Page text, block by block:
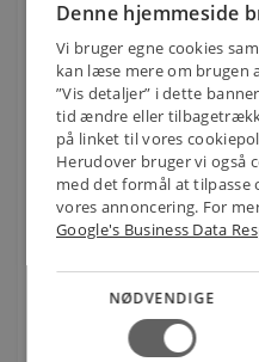
DIMMER 2000 er en
og kan belastes med
belastningen er 230V
lavvolt halogen
heraf.
Forkant lysdæmpning
dæmpning af
Funktion & Styring
DIMMER 2000
trykkontakter eller 8-
svagstrømstryk.
Denne hjemmeside
Vi bruger egne cookies
kan læse mere om brugen
”Vis detaljer” i dette
tid ændre eller
på linket til vores
Herudover bruger vi også
med det formål at tilpasse
vores annoncering. For
Google's Business Data
NØDVENDIGE